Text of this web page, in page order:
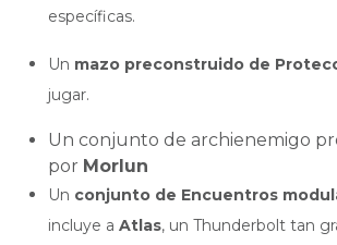
específicas.
Un mazo preconstruido de
jugar.
Un conjunto de archienemigo
por Morlun
Un conjunto de Encuentros
incluye a Atlas, un Thunderbolt tan